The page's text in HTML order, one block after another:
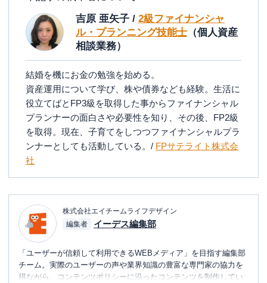
吉原 亜矢子 / 2級ファイナンシャ
ル・プランニング技能士 （個人資産
相談業務）
結婚を機にお金の勉強を始める。
資産運用について学び、株や債券なども経験。生活に
役立てばとFP3級を取得した事からファイナンシャル
プランナーの面白さや必要性を知り、その後、FP2級
を取得。現在、子育てをしつつファイナンシャルプラ
ンナーとしても活動している。/ FPサテライト株式会
社
株式会社エイチームライフデザイン
編集者
イーデス編集部
「ユーザーが信頼して利用できるWEBメディア」を目指す編集部
チーム。実際のユーザーの声や業界知識の豊富な専門家の協力を
得ながら、コンテンツポリシーに沿ったコンテンツを制作してい